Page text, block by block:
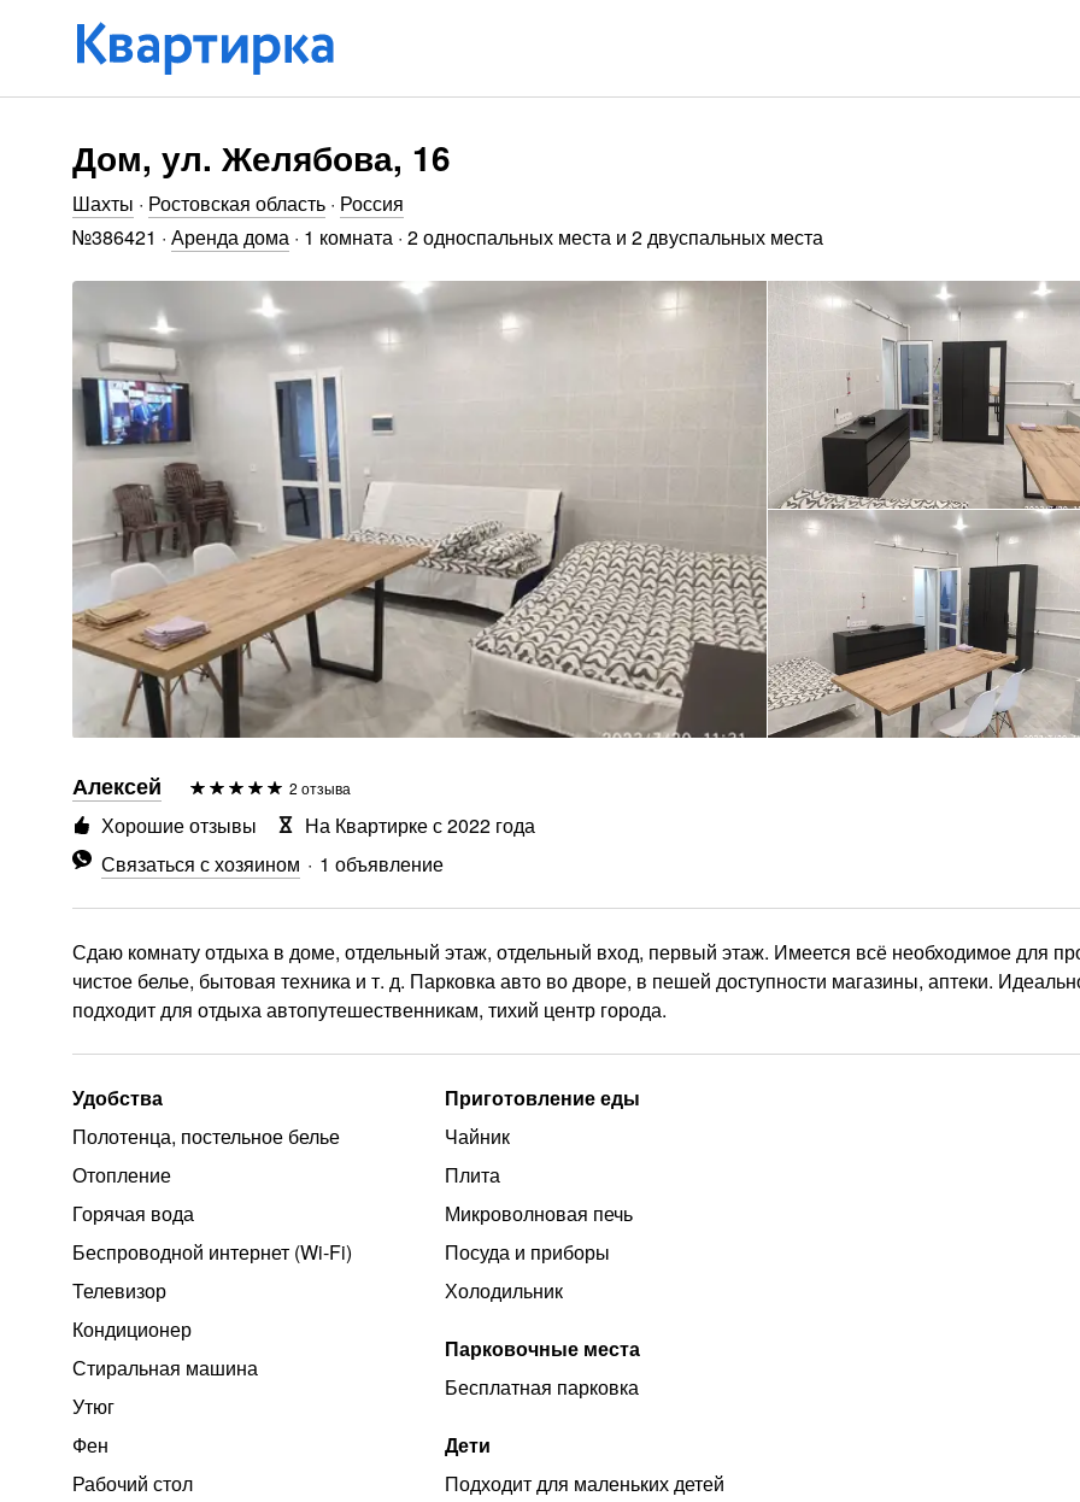
Дом, ул. Желябова, 16
Шахты · Ростовская область · Россия
№386421 · Аренда дома · 1 комната · 2 односпальных места и 2 двуспальных места
Алексей 2 отзыва
Связаться с хозяином 1 объявление
Хорошие отзывы На Квартирке с 2022 года
Сдаю комнату отдыха в доме, отдельный этаж, отдельный вход, первый этаж. Имеется всё необходимое для
чистое белье, бытовая техника и т. д. Парковка авто во дворе, в пешей доступности магазины, аптеки.
подходит для отдыха автопутешественникам, тихий центр города.
Удобства
Полотенца, постельное белье
Отопление
Горячая вода
Беспроводной интернет (Wi‑Fi)
Телевизор
Кондиционер
Стиральная машина
Утюг
Фен
Рабочий стол
Приготовление еды
Чайник
Плита
Микроволновая печь
Посуда и приборы
Холодильник
Парковочные места
Бесплатная парковка
Дети
Подходит для маленьких детей